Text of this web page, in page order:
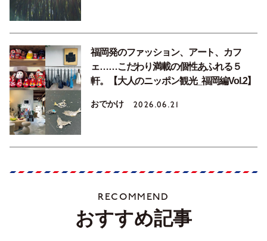
福岡発のファッション、アート、カフ
ェ……こだわり満載の個性あふれる５
軒。【大人のニッポン観光_福岡編Vol.2】
おでかけ 2026.06.21
RECOMMEND
おすすめ記事